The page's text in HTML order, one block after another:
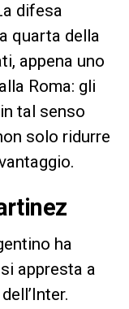
difesa
quarta della
appena uno
Roma: gli
tal senso
solo ridurre
ha
appresta a